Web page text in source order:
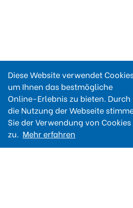
Diese Website verwendet
um Ihnen das bestmögliche
Online-Erlebnis zu bieten. Durch
die Nutzung der Webseite
Sie der Verwendung von Cookies
zu. Mehr erfahren